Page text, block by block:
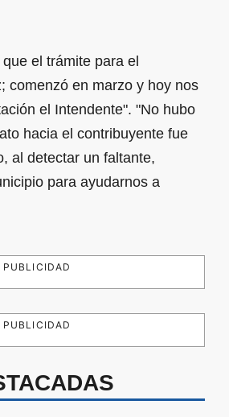
el trámite para el
comenzó en marzo y hoy nos
el Intendente". "No hubo
hacia el contribuyente fue
al detectar un faltante,
para ayudarnos a
PUBLICIDAD
PUBLICIDAD